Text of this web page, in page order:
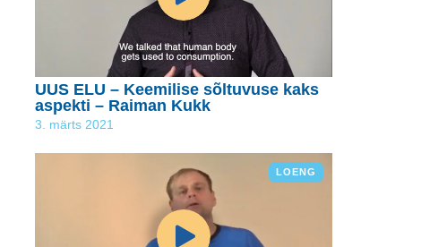
UUS ELU – Keemilise sõltuvuse kaks
aspekti – Raiman Kukk
3. märts 2021
LOENG